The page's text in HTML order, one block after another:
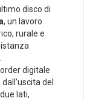
disco di
, un lavoro
rurale e
digitale
del
lati,